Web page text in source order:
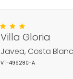
Villa Gloria
Javea, Costa
VT-499280-A